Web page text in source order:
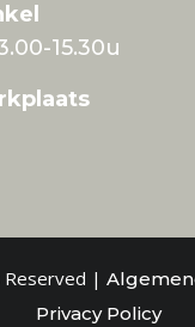
15.30u
Reserved |
Privacy Policy